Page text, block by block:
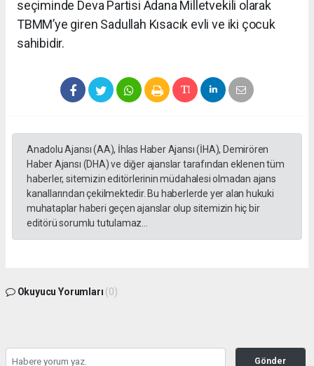
seçiminde Deva Partisi Adana Milletvekili olarak
TBMM’ye giren Sadullah Kısacık evli ve iki çocuk
sahibidir.
Anadolu Ajansı (AA), İhlas Haber Ajansı (İHA), Demirören
Haber Ajansı (DHA) ve diğer ajanslar tarafından eklenen tüm
haberler, sitemizin editörlerinin müdahalesi olmadan ajans
kanallarından çekilmektedir. Bu haberlerde yer alan hukuki
muhataplar haberi geçen ajanslar olup sitemizin hiç bir
editörü sorumlu tutulamaz...
Okuyucu Yorumları (0)
Gönder